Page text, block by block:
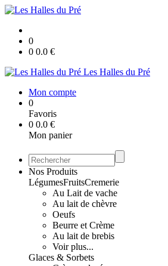
0
0 0.0 €
Les Halles du Pré
Mon compte
0
Favoris
0 0.0 €
Mon panier
Nos Produits
LégumesFruitsCremerie
Au Lait de vache
Au lait de chèvre
Oeufs
Beurre et Crème
Au lait de brebis
Voir plus...
Glaces & Sorbets